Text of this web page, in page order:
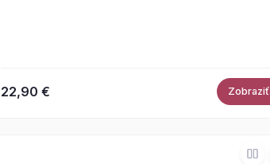
22,90 € Zobraziť